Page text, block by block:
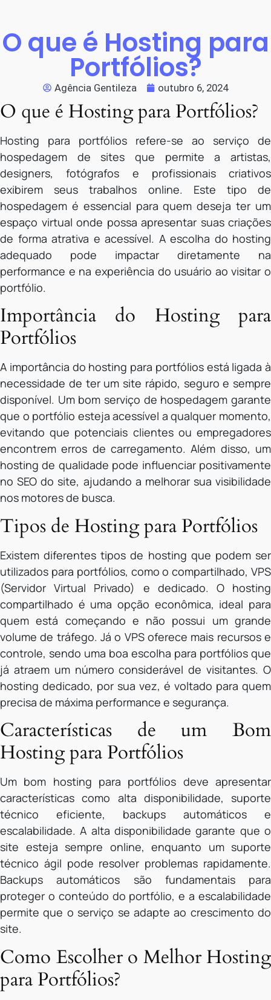
O que é Hosting para
Portfólios?
Agência Gentileza outubro 6, 2024
O que é Hosting para Portfólios?
Hosting para portfólios refere-se ao serviço de
hospedagem de sites que permite a artistas,
designers, fotógrafos e profissionais criativos
exibirem seus trabalhos online. Este tipo de
hospedagem é essencial para quem deseja ter um
espaço virtual onde possa apresentar suas criações
de forma atrativa e acessível. A escolha do hosting
adequado pode impactar diretamente na
performance e na experiência do usuário ao visitar o
portfólio.
Importância do Hosting para
Portfólios
A importância do hosting para portfólios está ligada à
necessidade de ter um site rápido, seguro e sempre
disponível. Um bom serviço de hospedagem garante
que o portfólio esteja acessível a qualquer momento,
evitando que potenciais clientes ou empregadores
encontrem erros de carregamento. Além disso, um
hosting de qualidade pode influenciar positivamente
no SEO do site, ajudando a melhorar sua visibilidade
nos motores de busca.
Tipos de Hosting para Portfólios
Existem diferentes tipos de hosting que podem ser
utilizados para portfólios, como o compartilhado, VPS
(Servidor Virtual Privado) e dedicado. O hosting
compartilhado é uma opção econômica, ideal para
quem está começando e não possui um grande
volume de tráfego. Já o VPS oferece mais recursos e
controle, sendo uma boa escolha para portfólios que
já atraem um número considerável de visitantes. O
hosting dedicado, por sua vez, é voltado para quem
precisa de máxima performance e segurança.
Características de um Bom
Hosting para Portfólios
Um bom hosting para portfólios deve apresentar
características como alta disponibilidade, suporte
técnico eficiente, backups automáticos e
escalabilidade. A alta disponibilidade garante que o
site esteja sempre online, enquanto um suporte
técnico ágil pode resolver problemas rapidamente.
Backups automáticos são fundamentais para
proteger o conteúdo do portfólio, e a escalabilidade
permite que o serviço se adapte ao crescimento do
site.
Como Escolher o Melhor Hosting
para Portfólios?